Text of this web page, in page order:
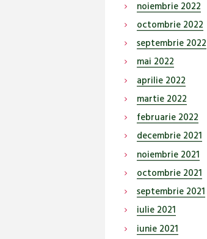
noiembrie 2022
octombrie 2022
septembrie 2022
mai 2022
aprilie 2022
martie 2022
februarie 2022
decembrie 2021
noiembrie 2021
octombrie 2021
septembrie 2021
iulie 2021
iunie 2021